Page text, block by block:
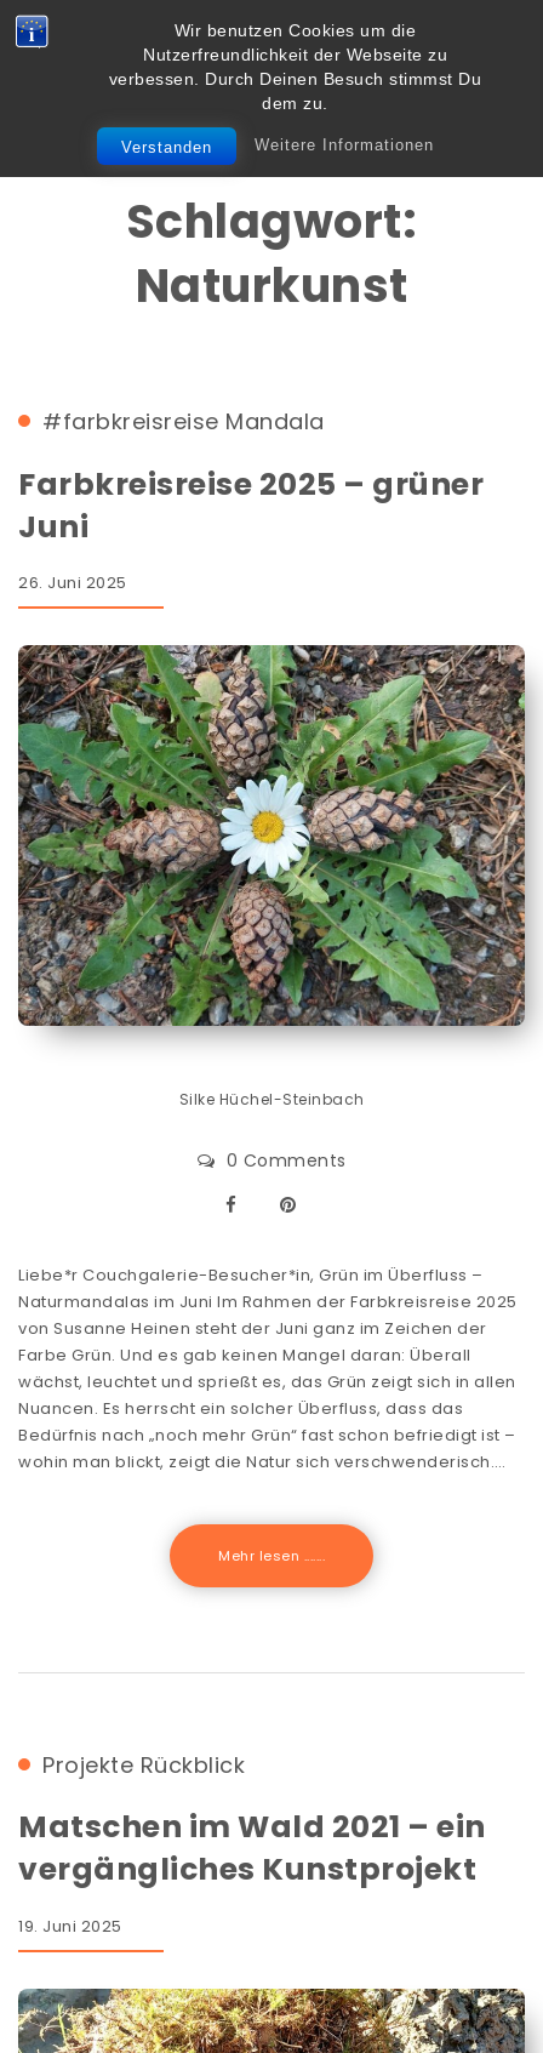
Wir benutzen Cookies um die
Nutzerfreundlichkeit der Webseite zu
verbessen. Durch Deinen Besuch stimmst Du
dem zu.
Verstanden Weitere Informationen
Skip to content
Vielbegabt.de
Toggle
navigation
Schlagwort:
Naturkunst
#farbkreisreise Mandala
Farbkreisreise 2025 – grüner
Juni
26. Juni 2025
Silke Hüchel-Steinbach
0 Comments
Liebe*r Couchgalerie-Besucher*in, Grün im Überfluss –
Naturmandalas im Juni Im Rahmen der Farbkreisreise 2025
von Susanne Heinen steht der Juni ganz im Zeichen der
Farbe Grün. Und es gab keinen Mangel daran: Überall
wächst, leuchtet und sprießt es, das Grün zeigt sich in allen
Nuancen. Es herrscht ein solcher Überfluss, dass das
Bedürfnis nach „noch mehr Grün“ fast schon befriedigt ist –
wohin man blickt, zeigt die Natur sich verschwenderisch.…
Mehr lesen .......
Projekte Rückblick
Matschen im Wald 2021 – ein
vergängliches Kunstprojekt
19. Juni 2025